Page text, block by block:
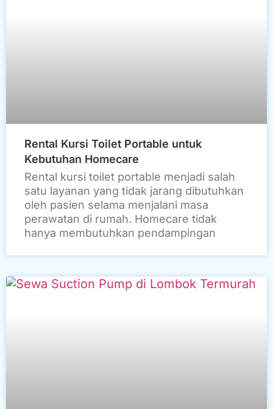
Rental Kursi Toilet Portable untuk
Kebutuhan Homecare
Rental kursi toilet portable menjadi salah
satu layanan yang tidak jarang dibutuhkan
oleh pasien selama menjalani masa
perawatan di rumah. Homecare tidak
hanya membutuhkan pendampingan